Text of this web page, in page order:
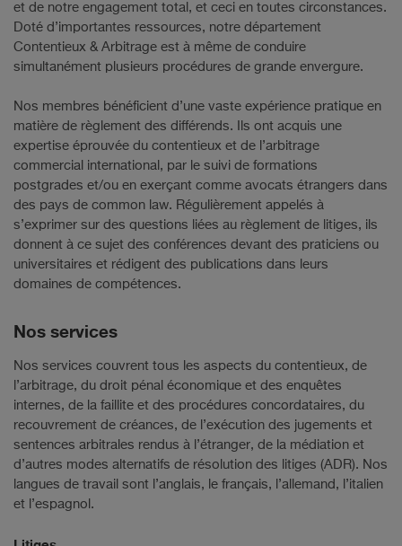
et de notre engagement total, et ceci en toutes circonstances.
Doté d’importantes ressources, notre département
Contentieux & Arbitrage est à même de conduire
simultanément plusieurs procédures de grande envergure.
Nos membres bénéficient d’une vaste expérience pratique en
matière de règlement des différends. Ils ont acquis une
expertise éprouvée du contentieux et de l’arbitrage
commercial international, par le suivi de formations
postgrades et/ou en exerçant comme avocats étrangers dans
des pays de common law. Régulièrement appelés à
s’exprimer sur des questions liées au règlement de litiges, ils
donnent à ce sujet des conférences devant des praticiens ou
universitaires et rédigent des publications dans leurs
domaines de compétences.
Nos services
Nos services couvrent tous les aspects du contentieux, de
l’arbitrage, du droit pénal économique et des enquêtes
internes, de la faillite et des procédures concordataires, du
recouvrement de créances, de l’exécution des jugements et
sentences arbitrales rendus à l’étranger, de la médiation et
d’autres modes alternatifs de résolution des litiges (ADR). Nos
langues de travail sont l’anglais, le français, l’allemand, l’italien
et l’espagnol.